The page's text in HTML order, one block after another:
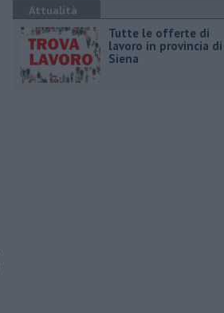
Attualità
​Tutte le offerte di
lavoro in provincia di
Siena